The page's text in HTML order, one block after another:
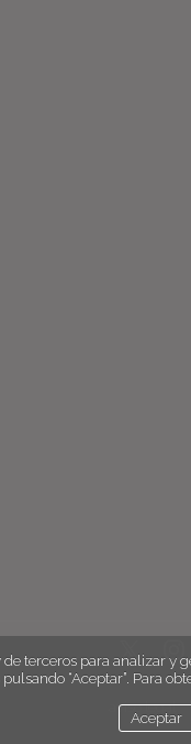
aviso legal
terceros para analizar y
“Aceptar”. Para
Aceptar